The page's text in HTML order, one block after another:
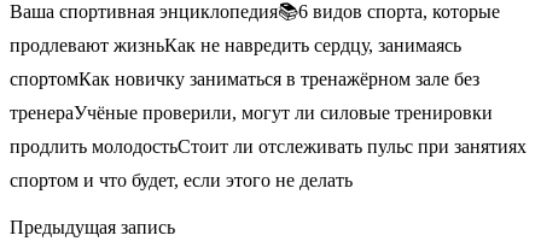
Ваша спортивная энциклопедия📚6 видов спорта, которые
продлевают жизньКак не навредить сердцу, занимаясь
спортомКак новичку заниматься в тренажёрном зале без
тренераУчёные проверили, могут ли силовые тренировки
продлить молодостьСтоит ли отслеживать пульс при занятиях
спортом и что будет, если этого не делать
Предыдущая запись